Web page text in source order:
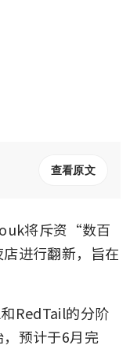
查看原文
将斥资“数百
进行翻新，旨在
RedTail的分阶
预计于6月完